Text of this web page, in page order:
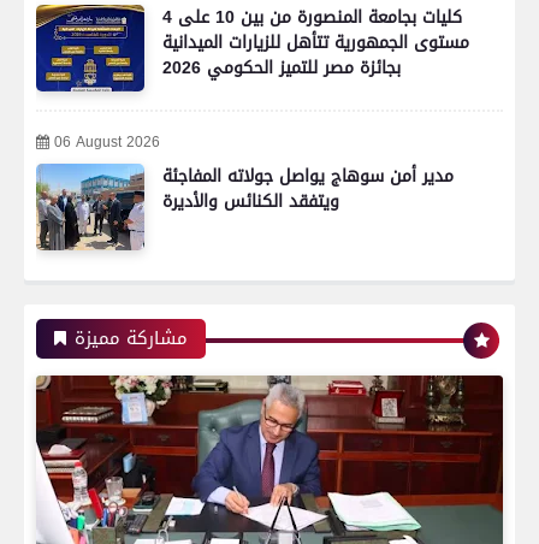
4 كليات بجامعة المنصورة من بين 10 على
مستوى الجمهورية تتأهل للزيارات الميدانية
بجائزة مصر للتميز الحكومي 2026
06 August 2026
مدير أمن سوهاج يواصل جولاته المفاجئة
ويتفقد الكنائس والأديرة
مشاركة مميزة
رياضة
اتحاد العاصمة الجزائرى بطلاً لكأس الكونفدرالية
الإفريقية للمرة الثانية في تاريخه